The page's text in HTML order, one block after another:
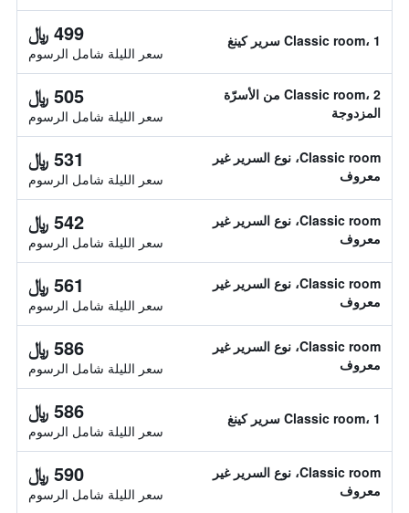
Classic room، 1 سرير كينغ 499 ﷼
سعر الليلة شامل الرسوم
Classic room، 2 من الأسرّة
المزدوجة
505 ﷼
سعر الليلة شامل الرسوم
Classic room، نوع السرير غير
معروف
531 ﷼
سعر الليلة شامل الرسوم
Classic room، نوع السرير غير
معروف
542 ﷼
سعر الليلة شامل الرسوم
Classic room، نوع السرير غير
معروف
561 ﷼
سعر الليلة شامل الرسوم
Classic room، نوع السرير غير
معروف
586 ﷼
سعر الليلة شامل الرسوم
Classic room، 1 سرير كينغ 586 ﷼
سعر الليلة شامل الرسوم
Classic room، نوع السرير غير
معروف
590 ﷼
سعر الليلة شامل الرسوم